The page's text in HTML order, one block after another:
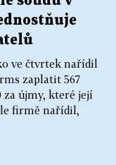
ve čtvrtek nařídil
zaplatit 567
újmy, které její
firmě nařídil,